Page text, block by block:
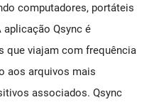
computadores, portáteis
Qsync é
que viajam com frequência
aos arquivos mais
associados. Qsync